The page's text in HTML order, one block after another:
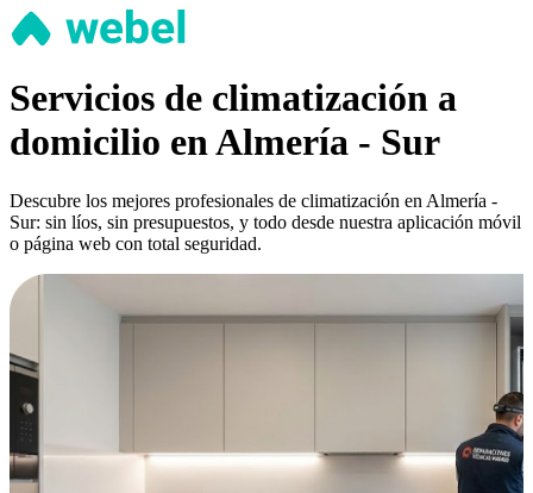
Servicios de climatización a
domicilio en Almería - Sur
Descubre los mejores profesionales de climatización en Almería -
Sur: sin líos, sin presupuestos, y todo desde nuestra aplicación móvil
o página web con total seguridad.